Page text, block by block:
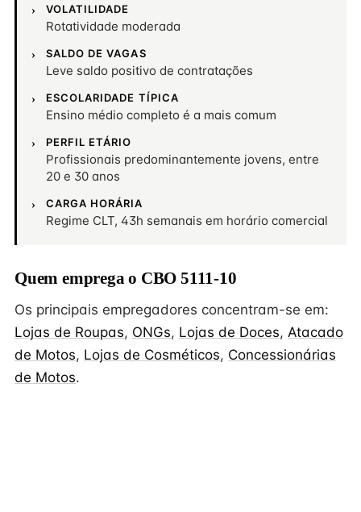
VOLATILIDADE
Rotatividade moderada
SALDO DE VAGAS
Leve saldo positivo de contratações
ESCOLARIDADE TÍPICA
Ensino médio completo é a mais comum
PERFIL ETÁRIO
Profissionais predominantemente jovens, entre
20 e 30 anos
CARGA HORÁRIA
Regime CLT, 43h semanais em horário comercial
Quem emprega o CBO 5111-10
Os principais empregadores concentram-se em:
Lojas de Roupas, ONGs, Lojas de Doces, Atacado
de Motos, Lojas de Cosméticos, Concessionárias
de Motos.